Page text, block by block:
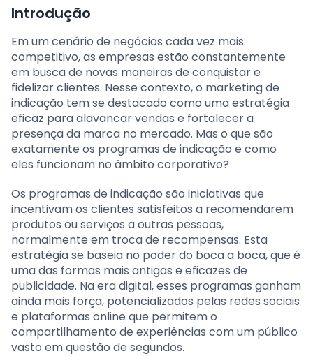
Introdução
Em um cenário de negócios cada vez mais
competitivo, as empresas estão constantemente
em busca de novas maneiras de conquistar e
fidelizar clientes. Nesse contexto, o marketing de
indicação tem se destacado como uma estratégia
eficaz para alavancar vendas e fortalecer a
presença da marca no mercado. Mas o que são
exatamente os programas de indicação e como
eles funcionam no âmbito corporativo?
Os programas de indicação são iniciativas que
incentivam os clientes satisfeitos a recomendarem
produtos ou serviços a outras pessoas,
normalmente em troca de recompensas. Esta
estratégia se baseia no poder do boca a boca, que é
uma das formas mais antigas e eficazes de
publicidade. Na era digital, esses programas ganham
ainda mais força, potencializados pelas redes sociais
e plataformas online que permitem o
compartilhamento de experiências com um público
vasto em questão de segundos.